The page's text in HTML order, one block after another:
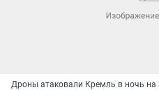
Дроны атаковали Кремль в ночь на